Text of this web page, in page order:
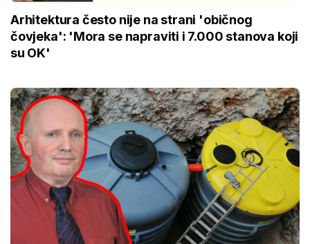
Arhitektura često nije na strani 'običnog
čovjeka': 'Mora se napraviti i 7.000 stanova koji
su OK'